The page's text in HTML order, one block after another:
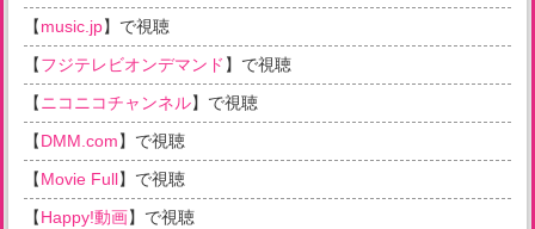
【music.jp】で視聴
【フジテレビオンデマンド 】で視聴
【ニコニコチャンネル】で視聴
【DMM.com】で視聴
【Movie Full】で視聴
【Happy!動画】で視聴